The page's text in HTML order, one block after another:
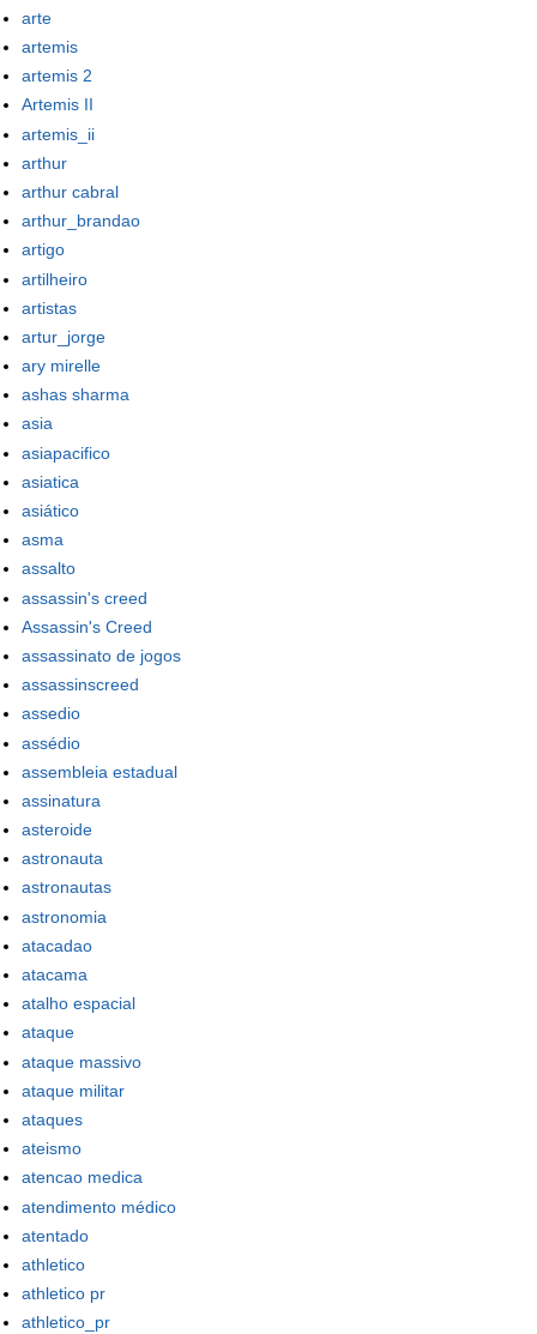
arte
artemis
artemis 2
Artemis II
artemis_ii
arthur
arthur cabral
arthur_brandao
artigo
artilheiro
artistas
artur_jorge
ary mirelle
ashas sharma
asia
asiapacifico
asiatica
asiático
asma
assalto
assassin's creed
Assassin's Creed
assassinato de jogos
assassinscreed
assedio
assédio
assembleia estadual
assinatura
asteroide
astronauta
astronautas
astronomia
atacadao
atacama
atalho espacial
ataque
ataque massivo
ataque militar
ataques
ateismo
atencao medica
atendimento médico
atentado
athletico
athletico pr
athletico_pr